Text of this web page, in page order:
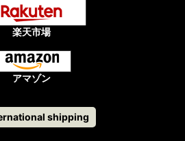
楽天市場
アマゾン
shipping